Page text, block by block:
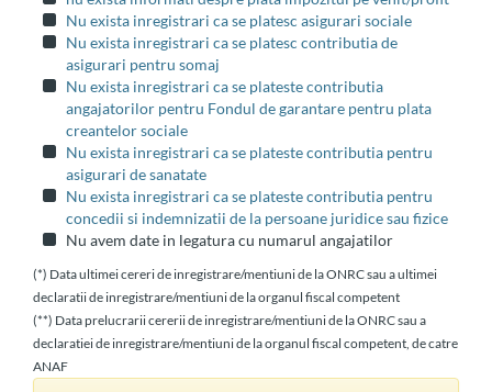
Nu exista inregistrari ca se platesc asigurari sociale
Nu exista inregistrari ca se platesc contributia de
asigurari pentru somaj
Nu exista inregistrari ca se plateste contributia
angajatorilor pentru Fondul de garantare pentru plata
creantelor sociale
Nu exista inregistrari ca se plateste contributia pentru
asigurari de sanatate
Nu exista inregistrari ca se plateste contributia pentru
concedii si indemnizatii de la persoane juridice sau fizice
Nu avem date in legatura cu numarul angajatilor
(*) Data ultimei cereri de inregistrare/mentiuni de la ONRC sau a ultimei
declaratii de inregistrare/mentiuni de la organul fiscal competent
(**) Data prelucrarii cererii de inregistrare/mentiuni de la ONRC sau a
declaratiei de inregistrare/mentiuni de la organul fiscal competent, de catre
ANAF